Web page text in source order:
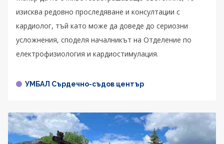
изисква редовно проследяване и консултации с
кардиолог, тъй като може да доведе до сериозни
усложнения, споделя началникът на Отделение по
електрофизиология и кардиостимулация.
УМБАЛ Сърдечно-съдов център